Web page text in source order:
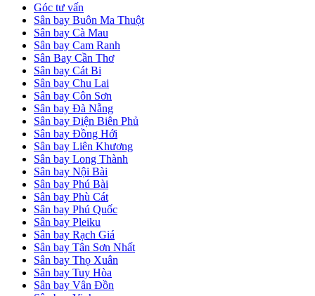
Góc tư vấn
Sân bay Buôn Ma Thuột
Sân bay Cà Mau
Sân bay Cam Ranh
Sân Bay Cần Thơ
Sân bay Cát Bi
Sân bay Chu Lai
Sân bay Côn Sơn
Sân bay Đà Nẵng
Sân bay Điện Biên Phủ
Sân bay Đồng Hới
Sân bay Liên Khương
Sân bay Long Thành
Sân bay Nội Bài
Sân bay Phú Bài
Sân bay Phù Cát
Sân bay Phú Quốc
Sân bay Pleiku
Sân bay Rạch Giá
Sân bay Tân Sơn Nhất
Sân bay Thọ Xuân
Sân bay Tuy Hòa
Sân bay Vân Đồn